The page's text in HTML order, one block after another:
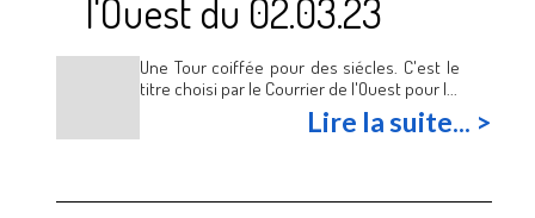
l'Ouest du 02.03.23
Une Tour coiffée pour des siécles. C'est le
titre choisi par le Courrier de l'Ouest pour l...
Lire la suite... >